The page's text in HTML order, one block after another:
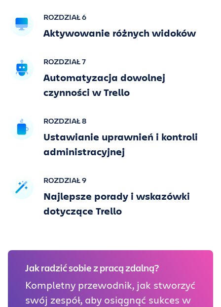
ROZDZIAŁ 6
Aktywowanie różnych widoków
ROZDZIAŁ 7
Automatyzacja dowolnej
czynności w Trello
ROZDZIAŁ 8
Ustawianie uprawnień i kontroli
administracyjnej
ROZDZIAŁ 9
Najlepsze porady i wskazówki
dotyczące Trello
Jak radzić sobie z pracą zdalną?
Kompletny przewodnik, jak stworzyć
swój zespół, aby osiągnąć sukces w